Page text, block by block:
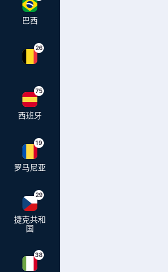
巴西
26
75
西班牙
19
罗马尼亚
29
捷克共和
国
38